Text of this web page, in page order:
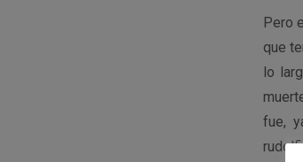
Pero
que
lo
fue,